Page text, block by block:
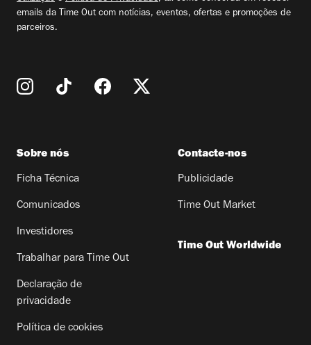
emails da Time Out com notícias, eventos, ofertas e promoções de
parceiros.
Sobre nós
Ficha Técnica
Comunicados
Investidores
Trabalhar para Time Out
Declaração de
privacidade
Política de cookies
Contacte-nos
Publicidade
Time Out Market
Time Out Worldwide